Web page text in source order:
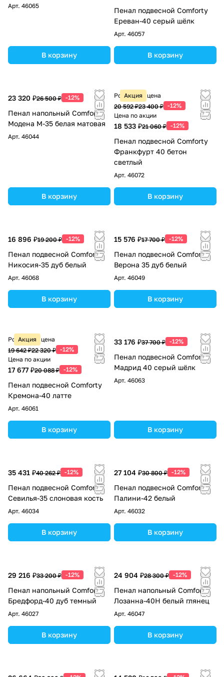
Арт. 46065
В корзину
Пенал подвесной Comforty
Ереван-40 серый шёлк
Арт. 46057
В корзину
23 320 ₽26 500 ₽ -12%
Пенал напольный Comforty
Модена М-35 белая матовая
Арт. 46044
В корзину
Акция
Розничная цена
20 592 ₽23 400 ₽ -12%
Цена по акции
18 533 ₽21 060 ₽ -12%
Пенал подвесной Comforty
Франкфурт 40 бетон
светлый
Арт. 46072
В корзину
16 896 ₽19 200 ₽ -12%
Пенал подвесной Comforty
Никосия-35 дуб белый
Арт. 46068
В корзину
15 576 ₽17 700 ₽ -12%
Пенал подвесной Comforty
Верона 35 дуб белый
Арт. 46049
В корзину
Акция
Розничная цена
19 642 ₽22 320 ₽ -12%
Цена по акции
17 677 ₽20 088 ₽ -12%
Пенал подвесной Comforty
Кремона-40 латте
Арт. 46061
В корзину
33 176 ₽37 700 ₽ -12%
Пенал подвесной Comforty
Мадрид 40 серый шёлк
Арт. 46063
В корзину
35 431 ₽40 262 ₽ -12%
Пенал подвесной Comforty
Севилья-35 слоновая кость
Арт. 46034
В корзину
27 104 ₽30 800 ₽ -12%
Пенал подвесной Comforty
Палини-42 белый
Арт. 46032
В корзину
29 216 ₽33 200 ₽ -12%
Пенал напольный Comforty
Бредфорд-40 дуб темный
Арт. 46027
В корзину
24 904 ₽28 300 ₽ -12%
Пенал напольный Comforty
Лозанна-40Н белый глянец
Арт. 46047
В корзину